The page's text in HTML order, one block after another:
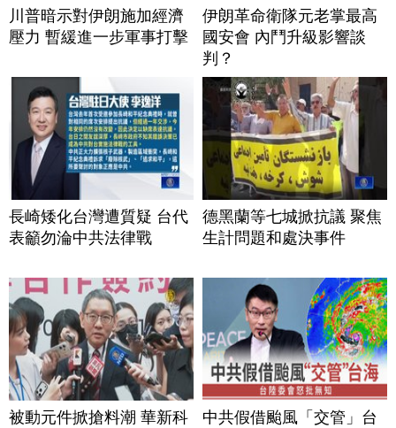
川普暗示對伊朗施加經濟
壓力 暫緩進一步軍事打擊
伊朗革命衛隊元老掌最高
國安會 內鬥升級影響談
判？
長崎矮化台灣遭質疑 台代
表籲勿淪中共法律戰
德黑蘭等七城掀抗議 聚焦
生計問題和處決事件
被動元件掀搶料潮 華新科
中共假借颱風「交管」台